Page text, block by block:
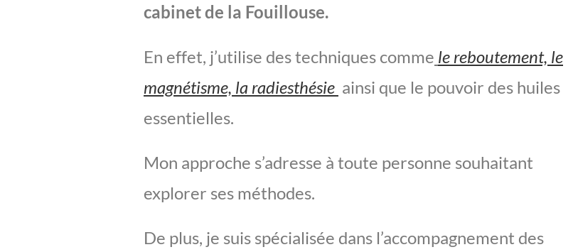
cabinet de la Fouillouse.
En effet, j’utilise des techniques comme le reboutement, le
magnétisme, la radiesthésie ainsi que le pouvoir des huiles
essentielles.
Mon approche s’adresse à toute personne souhaitant
explorer ses méthodes.
De plus, je suis spécialisée dans l’accompagnement des